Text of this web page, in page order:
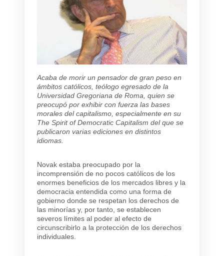
Acaba de morir un pensador de gran peso en
ámbitos católicos, teólogo egresado de la
Universidad Gregoriana de Roma, quien se
preocupó por exhibir con fuerza las bases
morales del capitalismo, especialmente en su
The Spirit of Democratic Capitalism del que se
publicaron varias ediciones en distintos
idiomas.
Novak estaba preocupado por la
incomprensión de no pocos católicos de los
enormes beneficios de los mercados libres y la
democracia entendida como una forma de
gobierno donde se respetan los derechos de
las minorías y, por tanto, se establecen
severos límites al poder al efecto de
circunscribirlo a la protección de los derechos
individuales.